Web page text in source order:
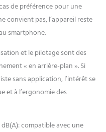
de préférence pour une
convient pas, l’appareil reste
smartphone.
et le pilotage sont des
« en arrière-plan ». Si
sans application, l’intérêt se
et à l’ergonomie des
compatible avec une